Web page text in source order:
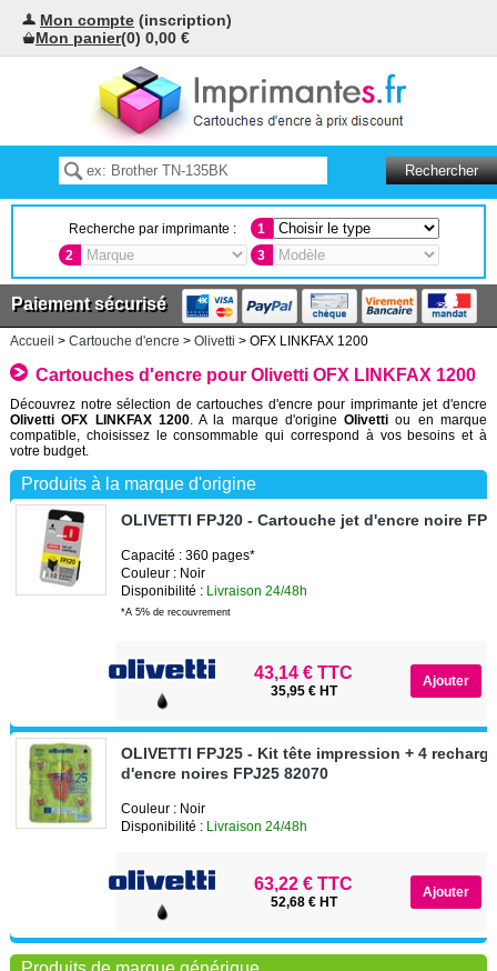
Mon compte (inscription)
Mon panier(0) 0,00 €
Recherche par imprimante :
1
2
3
Paiement sécurisé
Accueil > Cartouche d'encre > Olivetti > OFX LINKFAX 1200
Cartouches d'encre pour Olivetti OFX LINKFAX 1200
Découvrez notre sélection de cartouches d'encre pour imprimante jet d'encre
Olivetti OFX LINKFAX 1200. A la marque d'origineOlivetti ou en marque
compatible, choisissez le consommable qui correspond à vos besoins et à
votre budget.
Produits à la marque d'origine
OLIVETTI FPJ20 - Cartouche jet d'encre noire
Capacité : 360 pages*
Couleur : Noir
Disponibilité : Livraison 24/48h
*A 5% de recouvrement
43,14 € TTC
35,95 € HT
OLIVETTI FPJ25 - Kit tête impression + 4
d'encre noires FPJ25 82070
Couleur : Noir
Disponibilité : Livraison 24/48h
63,22 € TTC
52,68 € HT